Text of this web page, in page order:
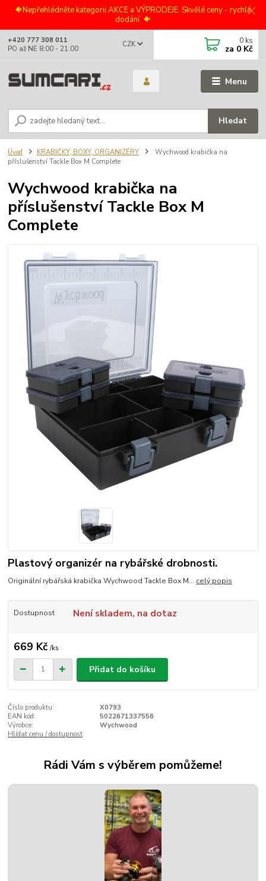
🐠Nepřehlédněte kategorii AKCE a VÝPRODEJE. Skvělé ceny - rychlé
dodání. 🐠
Menu
CZK
Hledat
+420 777 308 011
PO až NE 8:00 - 21:00
0 ks
za 0 Kč
Úvod KRABIČKY, BOXY, ORGANIZÉRY
Wychwood krabička na
příslušenství Tackle Box M Complete
Wychwood krabička na
příslušenství Tackle Box M
Complete
Plastový organizér na rybářské drobnosti.
Originální rybářská krabička Wychwood Tackle Box M... celý popis
Dostupnost Není skladem, na dotaz
669 Kč /ks
Přidat do košíku
Číslo produktu:
X0793
EAN kód:
5022671337556
Výrobce:
Wychwood
Hlídat cenu / dostupnost
Rádi Vám s výběrem pomůžeme!